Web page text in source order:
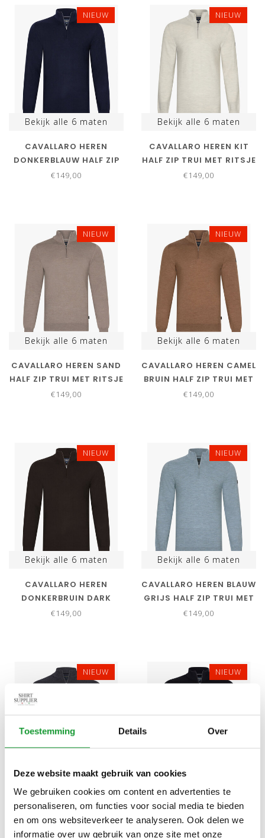
Toestemming Details Over
Deze website maakt gebruik van cookies
We gebruiken cookies om content en advertenties te
personaliseren, om functies voor social media te bieden
en om ons websiteverkeer te analyseren. Ook delen we
informatie over uw gebruik van onze site met onze
NIEUW
Bekijk alle 6 maten
CAVALLARO HEREN
DONKERBLAUW HALF ZIP
TRUI MET RITSJE
€149,00
NIEUW
Bekijk alle 6 maten
CAVALLARO HEREN KIT
HALF ZIP TRUI MET RITSJE
€149,00
NIEUW
Bekijk alle 6 maten
CAVALLARO HEREN SAND
HALF ZIP TRUI MET RITSJE
€149,00
NIEUW
Bekijk alle 6 maten
CAVALLARO HEREN CAMEL
BRUIN HALF ZIP TRUI MET
RITSJE
€149,00
NIEUW
Bekijk alle 6 maten
CAVALLARO HEREN
DONKERBRUIN DARK
BROWN HALF ZIP TRUI
€149,00
NIEUW
Bekijk alle 6 maten
CAVALLARO HEREN BLAUW
GRIJS HALF ZIP TRUI MET
RITSJE
€149,00
NIEUW
Bekijk alle 6maten
CAVALLARO HEREN
ANTRACIET GRIJS
ANTRACITE HALF ZIP TRUI
€149,00
NIEUW
Bekijk alle
CAVALLARO HEREN
ZWART BLACK HALF ZIP
TRUI MET RITSJE
€149,00